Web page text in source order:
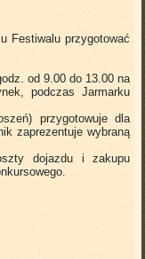
Festiwalu przygotować
od 9.00 do 13.00 na
podczas Jarmarku
przygotowuje dla
zaprezentuje wybraną
dojazdu i zakupu